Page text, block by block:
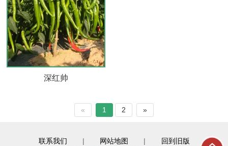
深红帅
« 1 2 »
联系我们 网站地图
回到旧版